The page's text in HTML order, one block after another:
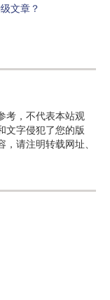
文章？
考，不代表本站观
文字侵犯了您的版
请注明转载网址、